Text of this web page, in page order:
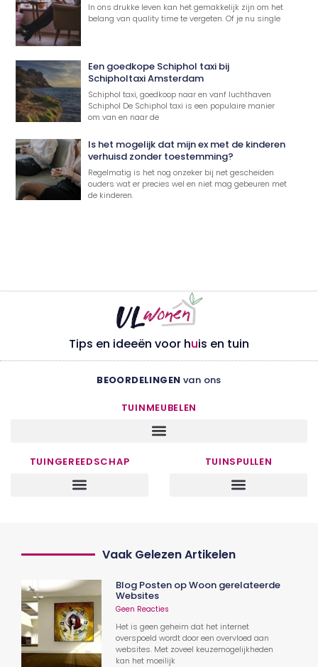
In ons drukke leven kan het gemakkelijk zijn om het
belang van quality time te vergeten. Of je nu single
Een goedkope Schiphol taxi bij
Schipholtaxi Amsterdam
Schiphol taxi, goedkoop naar en vanf luchthaven
Schiphol De Schiphol taxi is een populaire manier
om van en naar de
Is het mogelijk dat mijn ex met de kinderen
verhuisd zonder toestemming?
Regelmatig is het nog onzeker bij net gescheiden
ouders wat er precies wel en niet mag gebeuren met
de kinderen.
Tips en ideeën voor huis en tuin
BEOORDELINGEN van ons
TUINMEUBELEN
TUINGEREEDSCHAP TUINSPULLEN
Vaak Gelezen Artikelen
Blog Posten op Woon gerelateerde
Websites
Geen Reacties
Het is geen geheim dat het internet
overspoeld wordt door een overvloed aan
websites. Met zoveel keuzemogelijkheden
kan het moeilijk